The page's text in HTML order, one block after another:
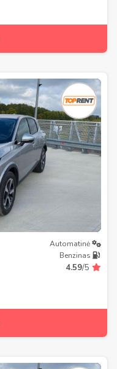
Automatinė
Benzinas
4.59/5